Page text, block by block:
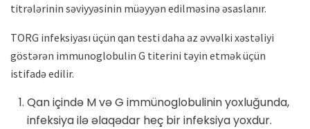
titrələrinin səviyyəsinin müəyyən edilməsinə əsaslanır.
TORG infeksiyası üçün qan testi daha az əvvəlki xəstəliyi
göstərən immunoglobulin G titerini təyin etmək üçün
istifadə edilir.
Qan içində M və G immünoglobulinin yoxluğunda,
infeksiya ilə əlaqədar heç bir infeksiya yoxdur.